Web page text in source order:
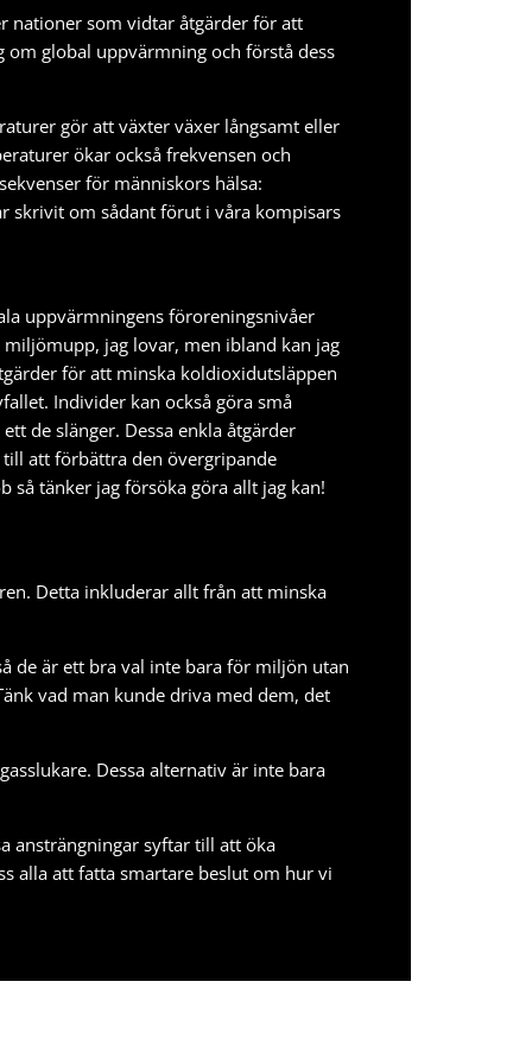
nationer som vidtar åtgärder för att
global uppvärmning och förstå dess
gör att växter växer långsamt eller
ökar också frekvensen och
för människors hälsa:
skrivit om sådant förut i våra kompisars
uppvärmningens föroreningsnivåer
miljömupp, jag lovar, men ibland kan jag
för att minska koldioxidutsläppen
Individer kan också göra små
de slänger. Dessa enkla åtgärder
att förbättra den övergripande
så tänker jag försöka göra allt jag kan!
Detta inkluderar allt från att minska
de är ett bra val inte bara för miljön utan
vad man kunde driva med dem, det
Dessa alternativ är inte bara
ansträngningar syftar till att öka
alla att fatta smartare beslut om hur vi